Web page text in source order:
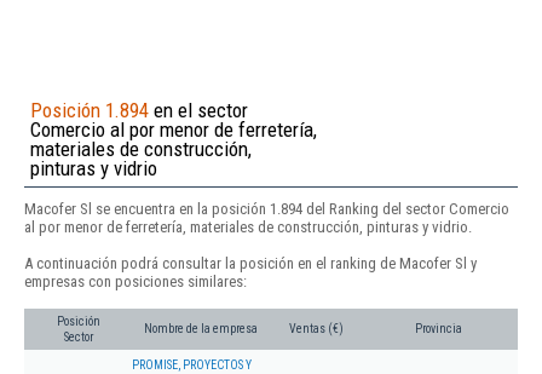
Posición 1.894 en el sector
Comercio al por menor de ferretería,
materiales de construcción,
pinturas y vidrio
Macofer Sl se encuentra en la posición 1.894 del Ranking del sector Comercio
al por menor de ferretería, materiales de construcción, pinturas y vidrio.
A continuación podrá consultar la posición en el ranking de Macofer Sl y
empresas con posiciones similares:
Posición
Sector
Nombre de la empresa Ventas (€) Provincia
PROMISE, PROYECTOS Y